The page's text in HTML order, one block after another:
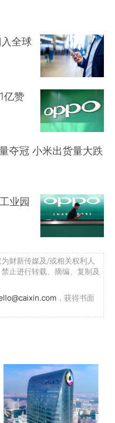
全球
亿赞
夺冠 小米出货量大跌
业园
财新传媒及/或相关权利人
止进行转载、摘编、复制及
，获得书面